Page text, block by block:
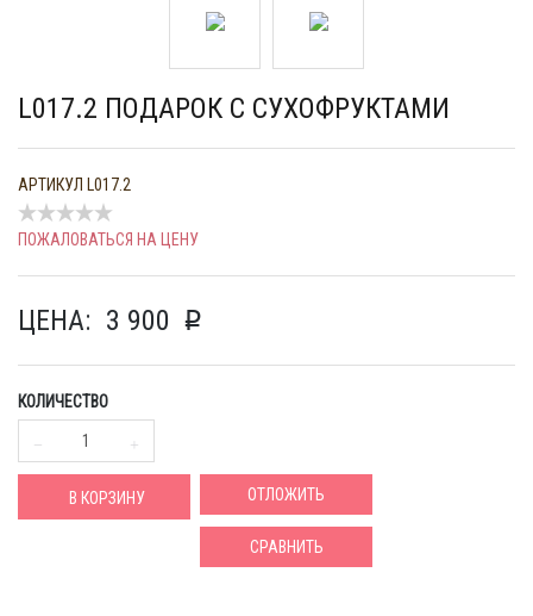
L017.2 ПОДАРОК С СУХОФРУКТАМИ
АРТИКУЛ L017.2
ПОЖАЛОВАТЬСЯ НА ЦЕНУ
ЦЕНА: 3 900 p
КОЛИЧЕСТВО
В КОРЗИНУ ОТЛОЖИТЬ
СРАВНИТЬ